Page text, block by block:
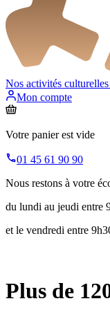
Nos activités
Mon compte
Votre panier est vide
01 45 61 90 90
Nous restons à votre
du lundi au jeudi entre
et le vendredi entre
Plus de